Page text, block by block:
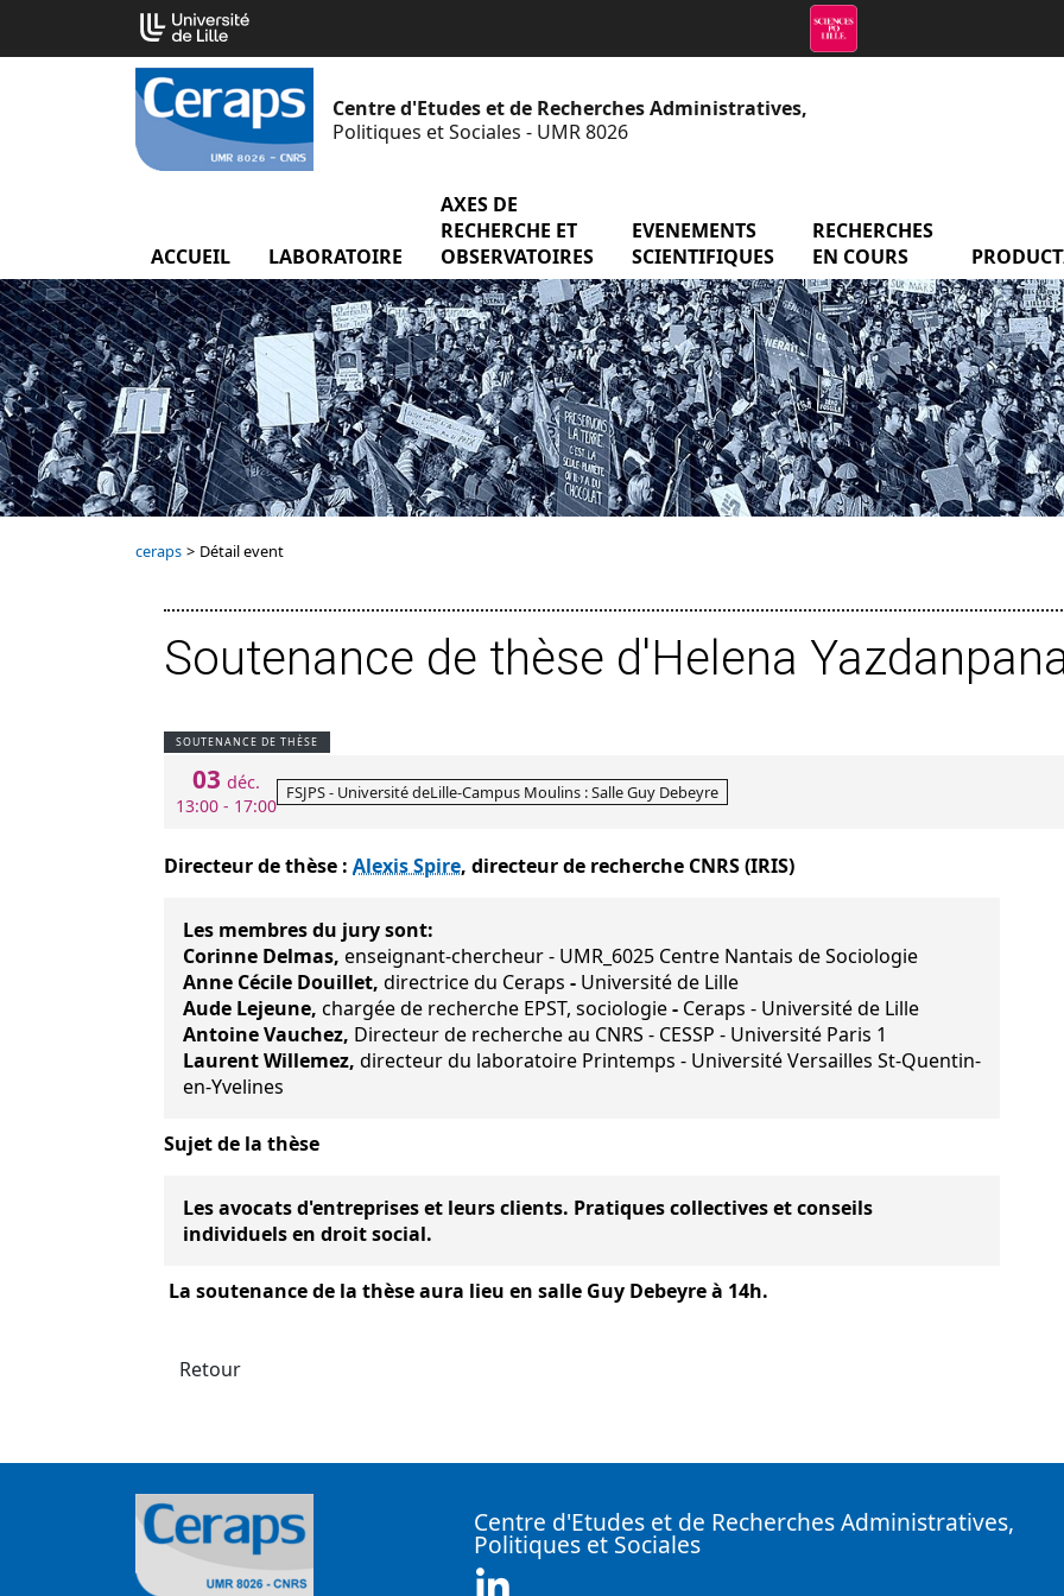
contenu
Centre d'Etudes et de Recherches Administratives,
Politiques et Sociales - UMR 8026
ACCUEIL LABORATOIRE menu Laboratoire
AXES DE
RECHERCHE ET
OBSERVATOIRES
EVENEMENTS
SCIENTIFIQUES
menu Evenements
RECHERCHES
EN COURS
ceraps > Détail event
Soutenance de thèse d'Helena
SOUTENANCE DE THÈSE
03 déc.
13:00 - 17:00
FSJPS - Université deLille-Campus Moulins : Salle Guy Debeyre
Directeur de thèse : Alexis Spire, directeur de recherche CNRS (IRIS)
Les membres du jury sont:
Corinne Delmas, enseignant-chercheur - UMR_6025 Centre Nantais de Sociologie
Anne Cécile Douillet, directrice du Ceraps - Université de Lille
Aude Lejeune, chargée de recherche EPST, sociologie- Ceraps - Université de Lille
Antoine Vauchez, Directeur de recherche au CNRS - CESSP - Université Paris 1
Laurent Willemez, directeur du laboratoire Printemps - Université Versailles St-Quentin-
en-Yvelines
Sujet de la thèse
Les avocats d'entreprises et leurs clients. Pratiques collectives et conseils
individuels en droit social.
La soutenance de la thèse aura lieu en salle Guy Debeyre à 14h.
Retour
Centre d'Etudes et de Recherches Administratives,
Politiques et Sociales
Cookies management panel